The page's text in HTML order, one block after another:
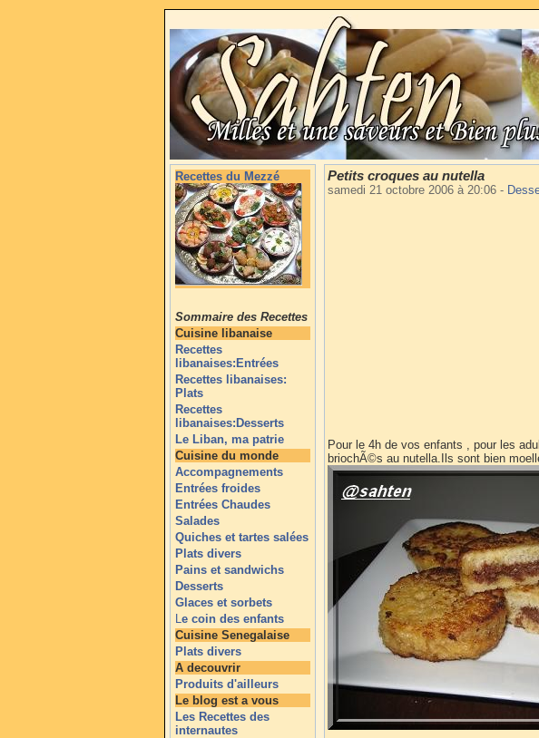
Recettes du Mezzé
Sommaire des Recettes
Cuisine libanaise
Recettes
libanaises:Entrées
Recettes libanaises:
Plats
Recettes
libanaises:Desserts
Le Liban, ma patrie
Cuisine du monde
Accompagnements
Entrées froides
Entrées Chaudes
Salades
Quiches et tartes salées
Plats divers
Pains et sandwichs
Desserts
Glaces et sorbets
Le coin des enfants
Cuisine Senegalaise
Plats divers
A decouvrir
Produits d'ailleurs
Le blog est a vous
Les Recettes des
internautes
Petits croques au nutella
samedi 21 octobre 2006 à 20:06 -
Pour le 4h de vos enfants , pour les
briochÃ©s au nutella.Ils sont bien